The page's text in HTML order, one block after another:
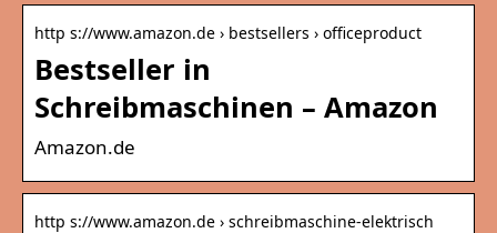
http s://www.amazon.de › bestsellers › officeproduct
Bestseller in
Schreibmaschinen – Amazon
Amazon.de
http s://www.amazon.de › schreibmaschine-elektrisch